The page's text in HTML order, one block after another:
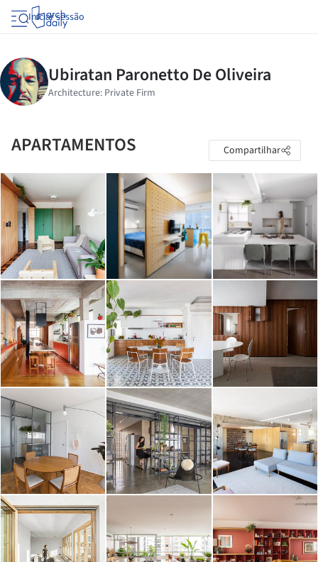
Iniciar sessão
APARTAMENTOS Compartilhar